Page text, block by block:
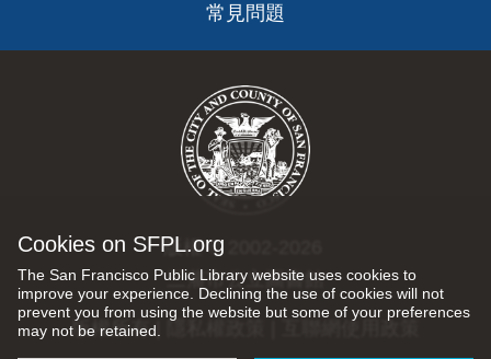
Cookies on SFPL.org
The San Francisco Public Library website uses cookies to
improve your experience. Declining the use of cookies will not
prevent you from using the website but some of your preferences
may not be retained.
常見問題
版權 © 2002-2026
三藩市公立圖書館
版權所有 | 隱私權政策 互聯網使用政策